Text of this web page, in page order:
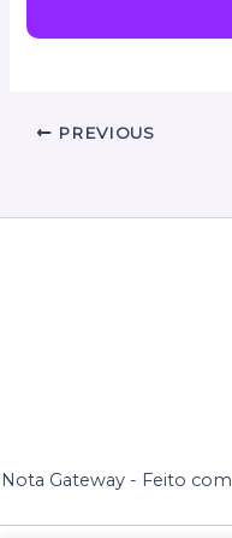
PREVIOUS
Nota Gateway - Feito com